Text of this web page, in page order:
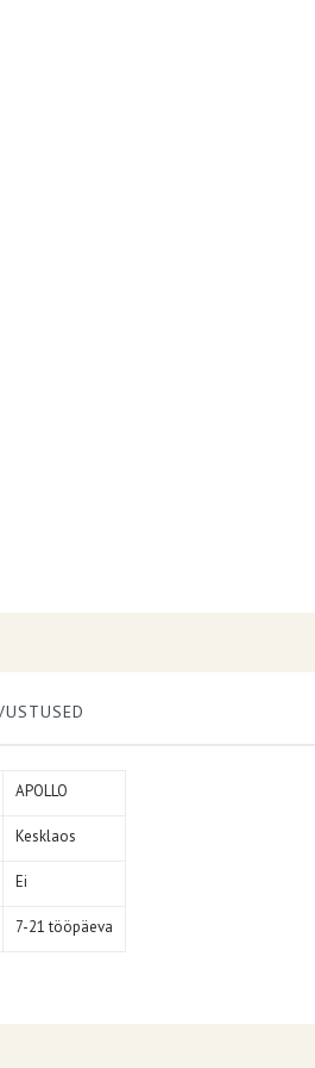
APOLLO
Kesklaos
Ei
7-21 tööpäeva